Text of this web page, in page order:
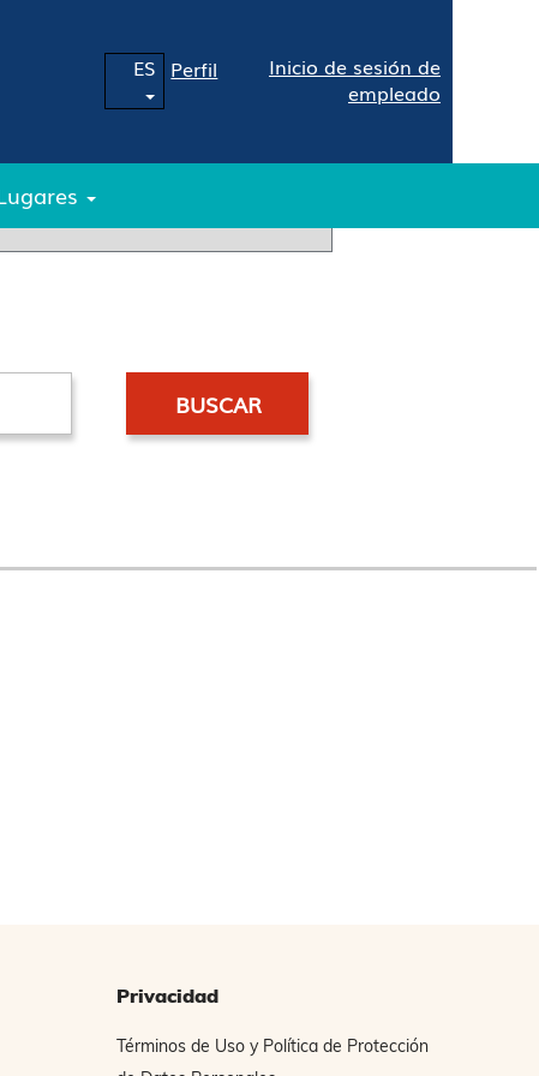
ES Perfil
Inicio de sesión de
empleado
espontánea.
Privacidad
Términos de Uso y Política de Protección